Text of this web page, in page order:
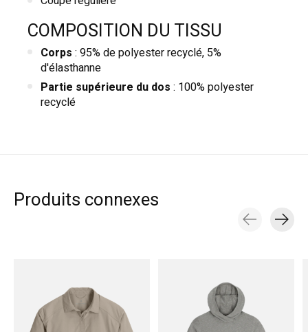
COMPOSITION DU TISSU
Corps : 95% de polyester recyclé, 5%
d'élasthanne
Partie supérieure du dos : 100% polyester
recyclé
Produits connexes